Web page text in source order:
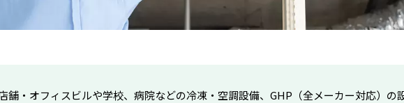
・オフィスビルや学校、病院などの冷凍・空調設備、GHP（全メーカー対応）の